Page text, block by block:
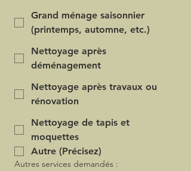
Grand ménage saisonnier
(printemps, automne, etc.)
Nettoyage après
déménagement
Nettoyage après travaux ou
rénovation
Nettoyage de tapis et
moquettes
Autre (Précisez)
Autres services demandés :